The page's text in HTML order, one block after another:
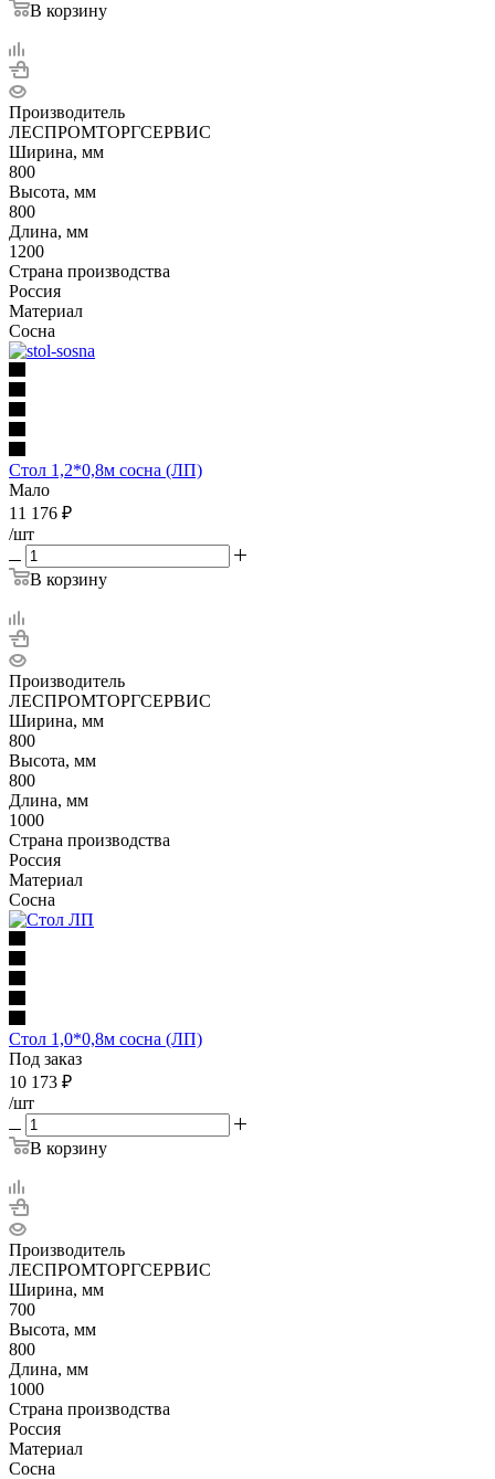
В корзину
Производитель
ЛЕСПРОМТОРГСЕРВИС
Ширина, мм
800
Высота, мм
800
Длина, мм
1200
Страна производства
Россия
Материал
Сосна
Стол 1,2*0,8м сосна (ЛП)
Мало
11 176 ₽
/шт
В корзину
Производитель
ЛЕСПРОМТОРГСЕРВИС
Ширина, мм
800
Высота, мм
800
Длина, мм
1000
Страна производства
Россия
Материал
Сосна
Стол 1,0*0,8м сосна (ЛП)
Под заказ
10 173 ₽
/шт
В корзину
Производитель
ЛЕСПРОМТОРГСЕРВИС
Ширина, мм
700
Высота, мм
800
Длина, мм
1000
Страна производства
Россия
Материал
Сосна